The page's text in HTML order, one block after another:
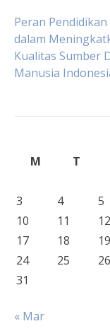
Post
Peran
dalam
Kualitas Sumber
Manusia
M
T
3
4 5
10
11 12
17
18 19
24
25 26
31
« Mar